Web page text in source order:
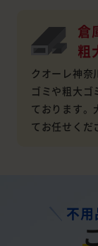
倉
粗
クオーレ神奈
ゴミや粗大ゴ
ております。
てお任せくだ
不